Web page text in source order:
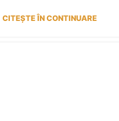
CITEȘTE ÎN CONTINUARE